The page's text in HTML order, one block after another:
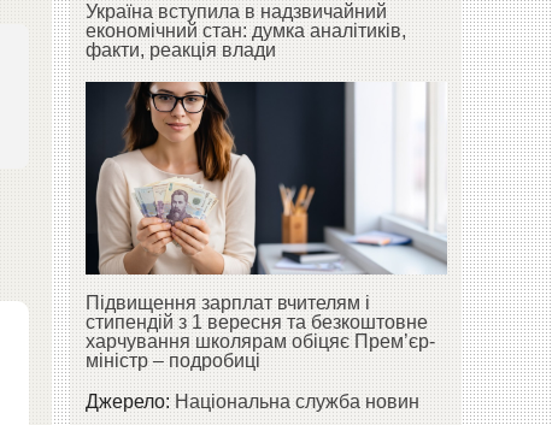
Україна вступила в надзвичайний
економічний стан: думка аналітиків,
факти, реакція влади
Підвищення зарплат вчителям і
стипендій з 1 вересня та безкоштовне
харчування школярам обіцяє Прем’єр-
міністр – подробиці
Джерело:Національна служба новин